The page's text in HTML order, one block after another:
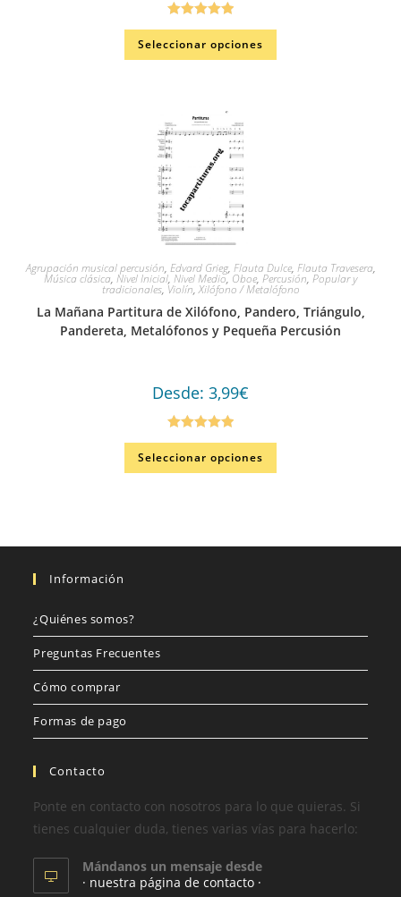
Valorado en
5.00de 5
Seleccionar opciones
Agrupación musical percusión, Edvard Grieg, Flauta Dulce, Flauta Travesera,
Música clásica, Nivel Inicial, Nivel Medio, Oboe, Percusión, Popular y
tradicionales, Violín,Xilófono / Metalófono
La Mañana Partitura de Xilófono, Pandero, Triángulo,
Pandereta, Metalófonos y Pequeña Percusión
Desde: 3,99€
Valorado en
5.00de 5
Seleccionar opciones
Información
¿Quiénes somos?
Preguntas Frecuentes
Cómo comprar
Formas de pago
Contacto
Ponte en contacto con nosotros para lo que quieras. Si
tienes cualquier duda, tienes varias vías para hacerlo:
Mándanos un mensaje desde
· nuestra página de contacto ·